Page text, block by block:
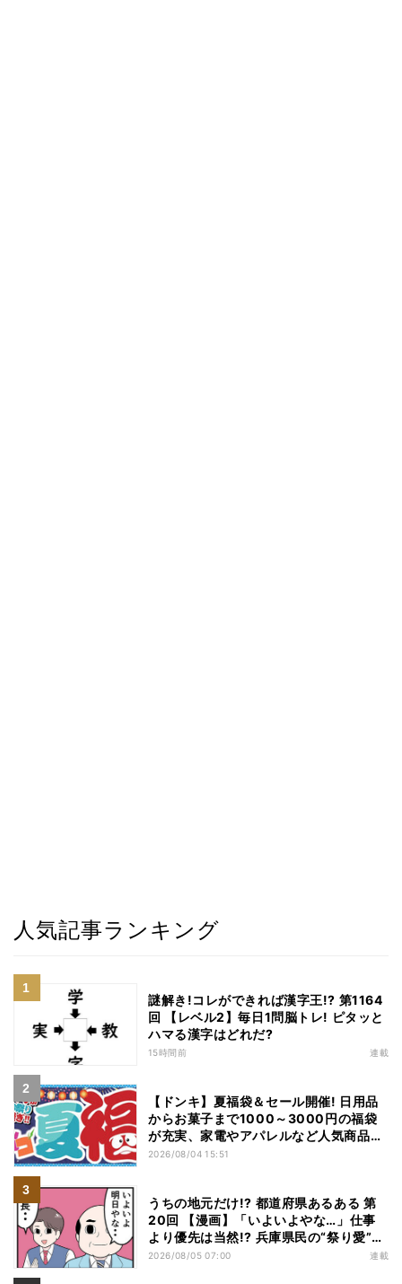
人気記事ランキング
謎解き!コレができれば漢字王!? 第1164
回 【レベル2】毎日1問脳トレ! ピタッと
ハマる漢字はどれだ?
15時間前 連載
【ドンキ】夏福袋＆セール開催! 日用品
からお菓子まで1000～3000円の福袋
が充実、家電やアパレルなど人気商品も
特価
2026/08/04 15:51
うちの地元だけ!? 都道府県あるある 第
20回 【漫画】「いよいよやな…」仕事
より優先は当然!? 兵庫県民の“祭り愛”が
熱すぎた
2026/08/05 07:00 連載